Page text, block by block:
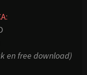
en free download)